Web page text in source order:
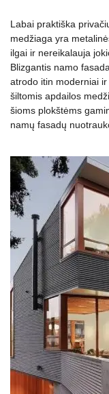
Labai praktiška
medžiaga yra
ilgai ir nereikalauja
Blizgantis namo
atrodo itin moderniai
šiltomis apdailos
šioms plokštėms
namų fasadų